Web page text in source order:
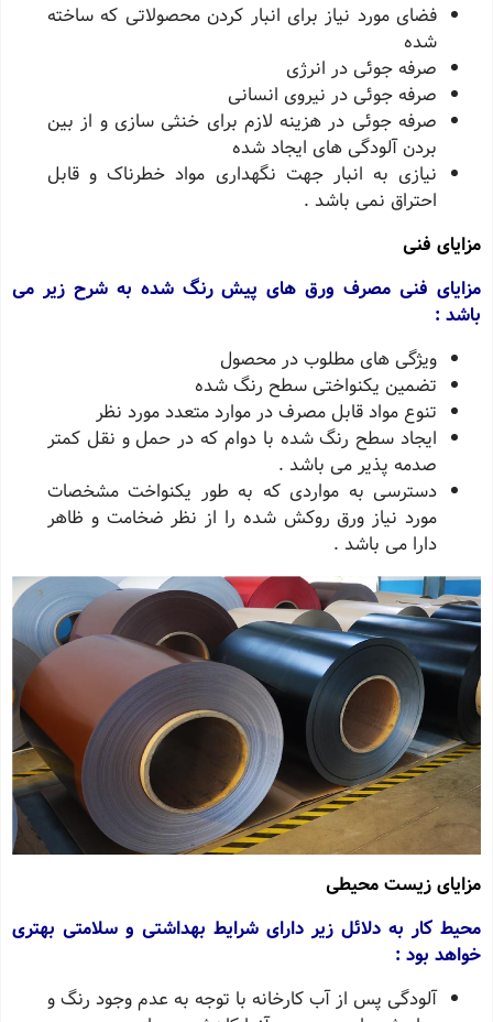
فضای مورد نیاز برای انبار کردن محصولاتی که ساخته
شده
صرفه جوئی در انرژی
صرفه جوئی در نیروی انسانی
صرفه جوئی در هزینه لازم برای خنثی سازی و از بین
بردن آلودگی های ایجاد شده
نیازی به انبار جهت نگهداری مواد خطرناک و قابل
احتراق نمی باشد .
مزایای فنی
مزایای فنی مصرف ورق های پیش رنگ شده به شرح زیر می
باشد :
ویژگی های مطلوب در محصول
تضمین یکنواختی سطح رنگ شده
تنوع مواد قابل مصرف در موارد متعدد مورد نظر
ایجاد سطح رنگ شده با دوام که در حمل و نقل کمتر
صدمه پذیر می باشد .
دسترسی به مواردی که به طور یکنواخت مشخصات
مورد نیاز ورق روکش شده را از نظر ضخامت و ظاهر
دارا می باشد .
مزایای زیست محیطی
محیط کار به دلائل زیر دارای شرایط بهداشتی و سلامتی بهتری
خواهد بود :
آلودگی پس از آب کارخانه با توجه به عدم وجود رنگ و